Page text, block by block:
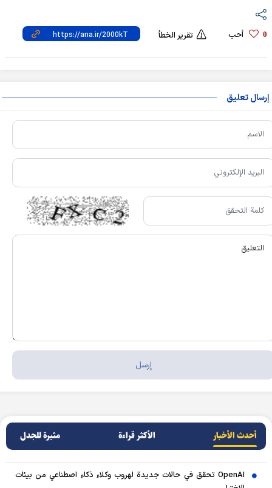
0 أحب تقرير الخطأ
إرسال تعليق
أحدث الأخبار الأکثر قراءة مثيرة للجدل
OpenAI تحقق في حالات جديدة لهروب وكلاء ذكاء اصطناعي من بيئات